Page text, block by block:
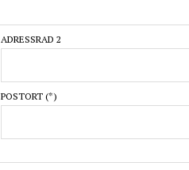
ADRESSRAD 2
POSTORT (*)